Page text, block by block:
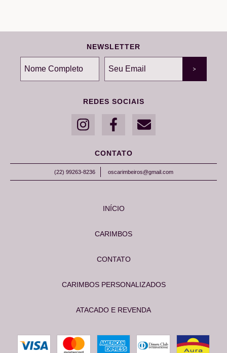
NEWSLETTER
REDES SOCIAIS
CONTATO
(22) 99263-8236 oscarimbeiros@gmail.com
INÍCIO
CARIMBOS
CONTATO
CARIMBOS PERSONALIZADOS
ATACADO E REVENDA